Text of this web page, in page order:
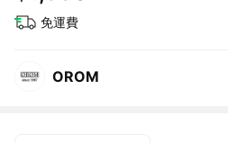
免運費
OROM